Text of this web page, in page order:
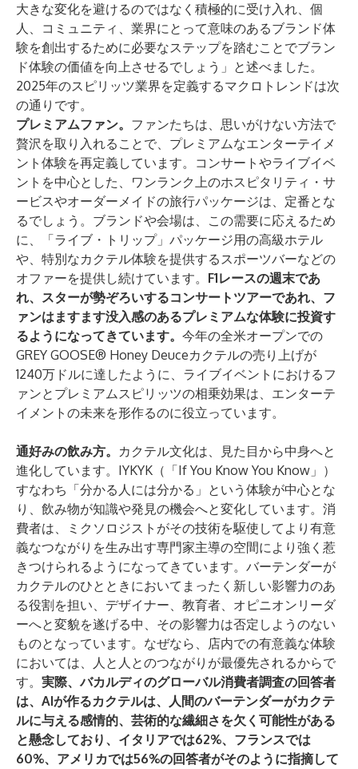
大きな変化を避けるのではなく積極的に受け入れ、個
人、コミュニティ、業界にとって意味のあるブランド体
験を創出するために必要なステップを踏むことでブラン
ド体験の価値を向上させるでしょう」と述べました。
2025年のスピリッツ業界を定義するマクロトレンドは次
の通りです。
プレミアムファン。 ファンたちは、思いがけない方法で
贅沢を取り入れることで、プレミアムなエンターテイメ
ント体験を再定義しています。コンサートやライブイベ
ントを中心とした、ワンランク上のホスピタリティ・サ
ービスやオーダーメイドの旅行パッケージは、定番とな
るでしょう。ブランドや会場は、この需要に応えるため
に、「ライブ・トリップ」パッケージ用の高級ホテル
や、特別なカクテル体験を提供するスポーツバーなどの
オファーを提供し続けています。 F1レースの週末であ
れ、スターが勢ぞろいするコンサートツアーであれ、フ
ァンはますます没入感のあるプレミアムな体験に投資す
るようになってきています。 今年の全米オープンでの
GREY GOOSE® Honey Deuceカクテルの売り上げが
1240万ドルに達したように、ライブイベントにおけるフ
ァンとプレミアムスピリッツの相乗効果は、エンターテ
イメントの未来を形作るのに役立っています。
通好みの飲み方。 カクテル文化は、見た目から中身へと
進化しています。IYKYK（「If You Know You Know」）
すなわち「分かる人には分かる」という体験が中心とな
り、飲み物が知識や発見の機会へと変化しています。消
費者は、ミクソロジストがその技術を駆使してより有意
義なつながりを生み出す専門家主導の空間により強く惹
きつけられるようになってきています。バーテンダーが
カクテルのひとときにおいてまったく新しい影響力のあ
る役割を担い、デザイナー、教育者、オピニオンリーダ
ーへと変貌を遂げる中、その影響力は否定しようのない
ものとなっています。なぜなら、店内での有意義な体験
においては、人と人とのつながりが最優先されるからで
す。 実際、バカルディのグローバル消費者調査の回答者
は、AIが作るカクテルは、人間のバーテンダーがカクテ
ルに与える感情的、芸術的な繊細さを欠く可能性がある
と懸念しており、イタリアでは62%、フランスでは
60%、アメリカでは56%の回答者がそのように指摘して